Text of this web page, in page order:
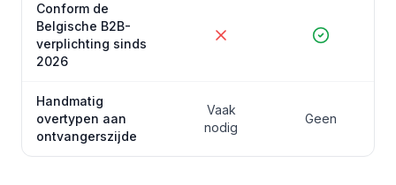
Conform de
Belgische B2B-
verplichting sinds
2026
Handmatig
overtypen aan
ontvangerszijde
Vaak
nodig
Geen